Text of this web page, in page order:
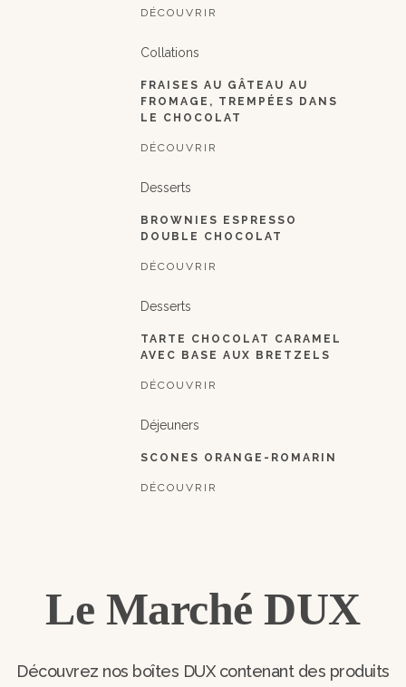
DÉCOUVRIR
Collations
FRAISES AU GÂTEAU AU
FROMAGE, TREMPÉES DANS
LE CHOCOLAT
DÉCOUVRIR
Desserts
BROWNIES ESPRESSO
DOUBLE CHOCOLAT
DÉCOUVRIR
Desserts
TARTE CHOCOLAT CARAMEL
AVEC BASE AUX BRETZELS
DÉCOUVRIR
Déjeuners
SCONES ORANGE-ROMARIN
DÉCOUVRIR
Le Marché DUX
Découvrez nos boîtes DUX contenant des produits